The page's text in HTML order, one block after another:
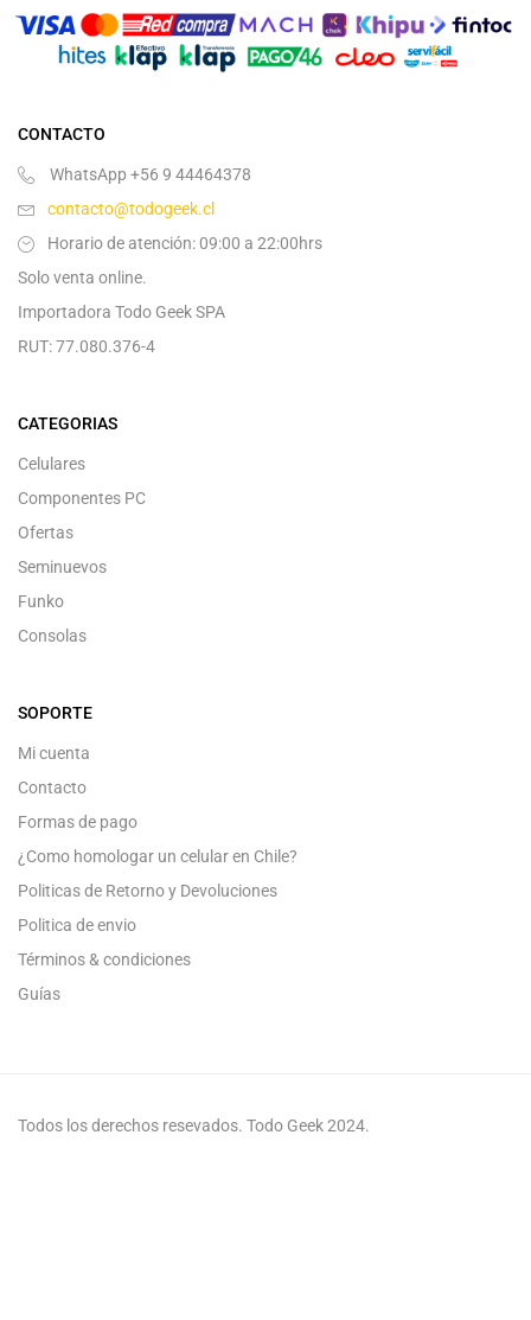
CONTACTO
WhatsApp +56 9 44464378
contacto@todogeek.cl
Horario de atención: 09:00 a 22:00hrs
Solo venta online.
Importadora Todo Geek SPA
RUT: 77.080.376-4
CATEGORIAS
Celulares
Componentes PC
Ofertas
Seminuevos
Funko
Consolas
SOPORTE
Mi cuenta
Contacto
Formas de pago
¿Como homologar un celular en Chile?
Politicas de Retorno y Devoluciones
Politica de envio
Términos & condiciones
Guías
Todos los derechos resevados. Todo Geek 2024.